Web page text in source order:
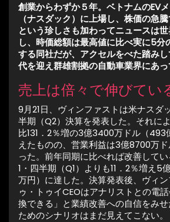
創業からわずか５年。ベトナムのEV
（ナスダック）に上場し、株価の急
という珍しさも加わってニュースは
し、時価総額は最高値に比べ実に5分
する同社だが、アクセルをべた踏み
代を迎え群雄割拠の自動車業界にあ
売上は倍々で伸びてい
9月21日、ヴィンファストは米ナスダ
半期（Q2）決算を発表した。それに
比131．2％増の3億3400万ドル（
えたものの、営業利益は3億8700万
った。前年同期に比べれば改善して
1・四半期（Q1）よりも11．2％増え
万円）に達した。決算発表後、ヴィ
ゥ・トゥイCEOはアナリストとの電
換できる」と業績改善への自信をみ
ためのシナリオはまだ見えてこない。